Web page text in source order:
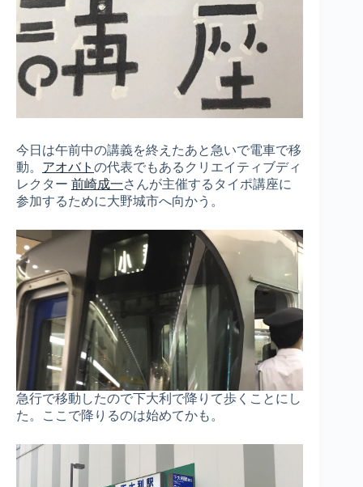
今日は午前中の講義を終えたあと急いで電車で移
動。 アオバト の代表でもあるクリエイティブディ
レクター 前崎成一さんが主催するタイポ講座に
参加するために大野城市へ向かう。
急行で移動したので下大利で降りて歩くことにし
た。ここで降りるのは始めてかも。